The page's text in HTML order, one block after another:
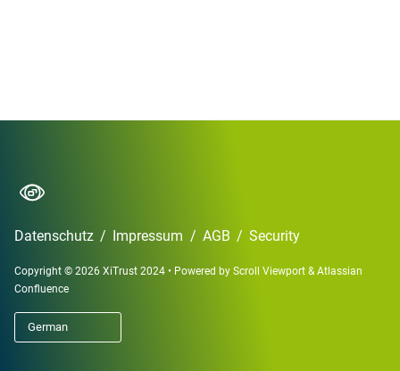
Datenschutz / Impressum / AGB / Security
Copyright © 2026 XiTrust 2024 • Powered by Scroll Viewport &Atlassian
Confluence
German